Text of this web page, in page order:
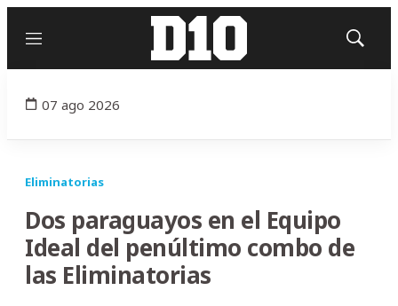
Menú
Mostrar
07 ago 2026
Eliminatorias
Dos paraguayos en el Equipo
Ideal del penúltimo combo de
las Eliminatorias